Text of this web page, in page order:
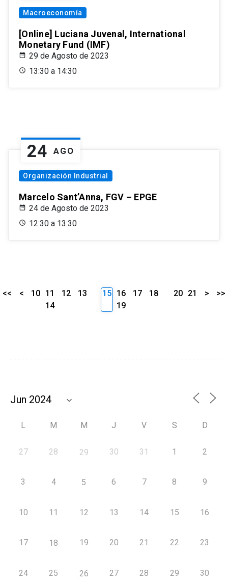
Macroeconomía
[Online] Luciana Juvenal, International
Monetary Fund (IMF)
29 de Agosto de 2023
13:30 a 14:30
24 AGO
Organización Industrial
Marcelo Sant’Anna, FGV – EPGE
24 de Agosto de 2023
12:30 a 13:30
<< < 10 11 12
13
14
15 16 17
18
19
20 21 > >>
L M M J V S D
27 28 29 30 31 1 2
3 4 5 6 7 8 9
10 11 12 13 14 15 16
17 18 19 20 21 22 23
24 25 26 27 28 29 30